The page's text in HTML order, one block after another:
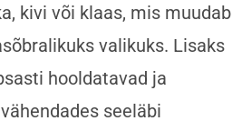
kivi või klaas, mis muudab
valikuks. Lisaks
hooldatavad ja
seeläbi